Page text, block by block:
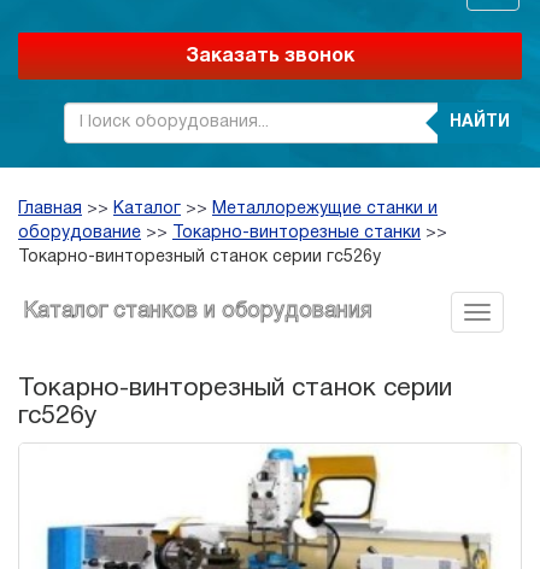
Заказать звонок
НАЙТИ
Главная >> Каталог >> Металлорежущие станки и
оборудование >> Токарно-винторезные станки >>
Токарно-винторезный станок серии гс526у
Каталог станков и оборудования
Токарно-винторезный станок серии
гс526у